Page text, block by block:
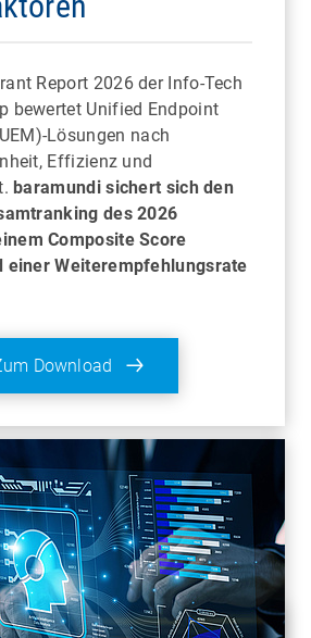
Report 2026 der Info-Tech
bewertet Unified Endpoint
Lösungen nach
Effizienz und
baramundi sichert sich den
des 2026
Composite Score
einer Weiterempfehlungsrate
Download